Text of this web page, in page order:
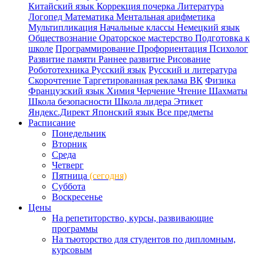
Китайский язык Коррекция почерка Литература
Логопед Математика Ментальная арифметика
Мультипликация Начальные классы Немецкий язык
Обществознание Ораторское мастерство Подготовка к
школе Программирование Профориентация Психолог
Развитие памяти Раннее развитие Рисование
Робототехника Русский язык Русский и литература
Скорочтение Таргетированная реклама ВК Физика
Французский язык Химия Черчение Чтение Шахматы
Школа безопасности Школа лидера Этикет
Яндекс.Директ Японский язык Все предметы
Расписание
Понедельник
Вторник
Среда
Четверг
Пятница (сегодня)
Суббота
Воскресенье
Цены
На репетиторство, курсы, развивающие
программы
На тьюторство для студентов по дипломным,
курсовым